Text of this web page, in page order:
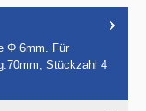
Φ 6mm. Für
Stückzahl 4